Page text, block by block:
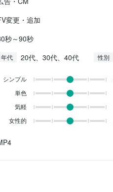
変更・追加
秒～90秒
年代 20代、30代、40代 性別
シンプル
単色
気軽
女性的